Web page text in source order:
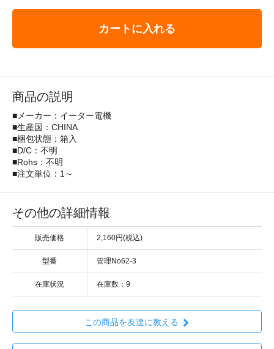
カートに入れる
商品の説明
■メーカー：イーター電機
■生産国：CHINA
■梱包状態：箱入
■D/C：不明
■Rohs：不明
■注文単位：1～
その他の詳細情報
販売価格 2,160円(税込)
型番 管理No62-3
在庫状況 在庫数：9
この商品を友達に教える